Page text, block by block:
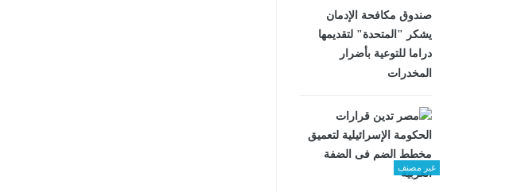
صندوق مكافحة الإدمان
يشكر "المتحدة" لتقديمها
دراما للتوعية بأضرار
المخدرات
غير مصنف